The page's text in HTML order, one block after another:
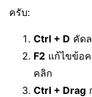
ครับ:
Ctrl + D คัด
F2 แก้ไขข้อ
คลิก
Ctrl + Drag